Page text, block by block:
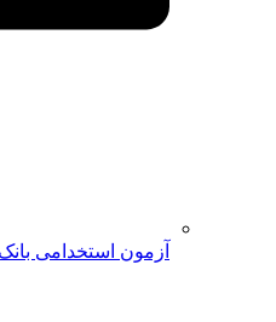
آزمون استخدامی بانک